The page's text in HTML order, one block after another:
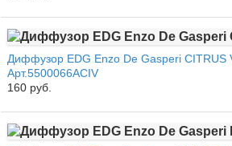
Диффузор EDG Enzo De Gasperi CITRUS
Арт.5500066ACIV
160 руб.